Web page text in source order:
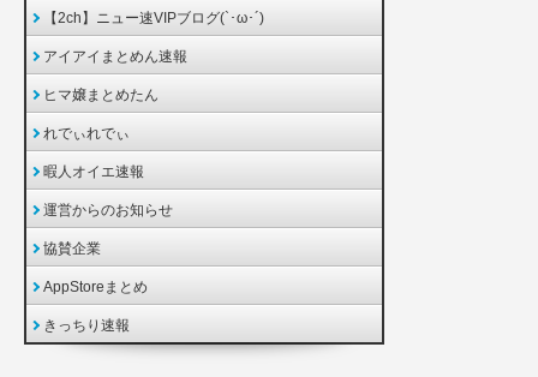
【2ch】ニュー速VIPブログ(`･ω･´)
アイアイまとめん速報
ヒマ嬢まとめたん
れでぃれでぃ
暇人オイエ速報
運営からのお知らせ
協賛企業
AppStoreまとめ
きっちり速報